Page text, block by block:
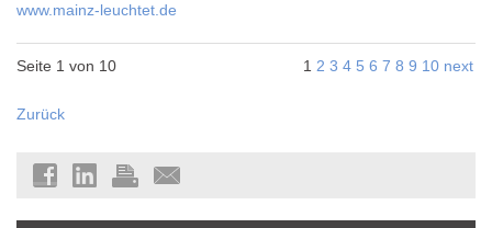
www.mainz-leuchtet.de
Seite 1 von 10 1 2 3 4 5 6 7 8 9 10 next
Zurück